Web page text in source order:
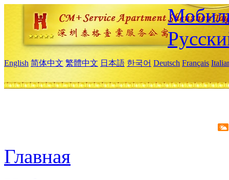
English 简体中文 繁體中文 日本語 한국어 Deutsch Français
Главная